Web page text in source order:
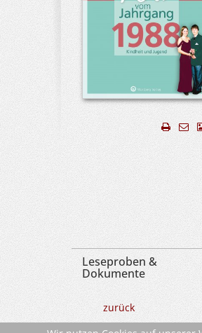
Leseproben &
Dokumente
zurück